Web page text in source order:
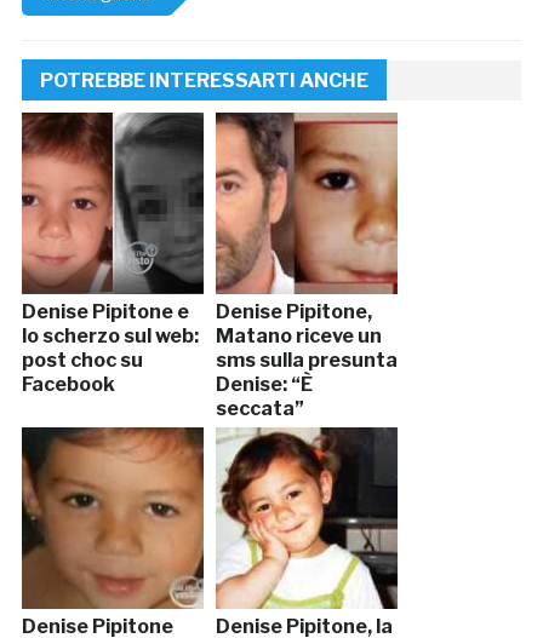
POTREBBE INTERESSARTI ANCHE
Denise Pipitone e
lo scherzo sul web:
post choc su
Facebook
Denise Pipitone,
Matano riceve un
sms sulla presunta
Denise: “È
seccata”
Denise Pipitone Denise Pipitone, la